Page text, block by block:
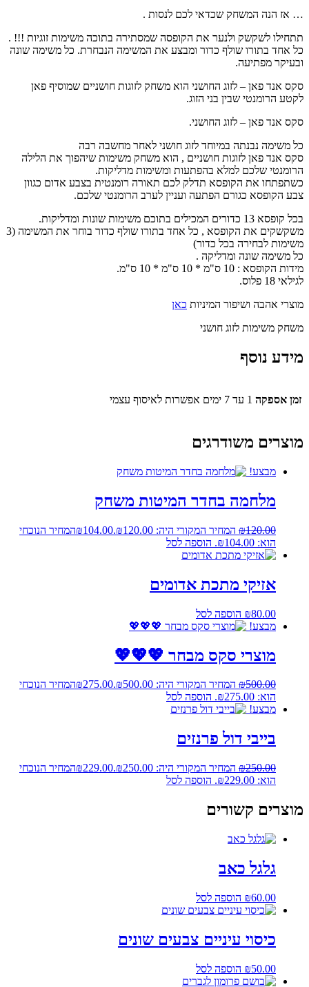
… אז הנה המשחק שכדאי לכם לנסות .
תתחילו לשקשק ולנער את הקופסה שמסתירה בתוכה משימות זוגיות !!! .
כל אחד בתורו שולף כדור ומבצע את המשימה הנבחרת. כל משימה שונה
ובעיקר מפתיעה.
סקס אנד פאן – לזוג החושני הוא משחק לזוגות חושניים שמוסיף פאן
לקטע הרומנטי שבין בני הזוג.
סקס אנד פאן – לזוג החושני.
כל משימה נבנתה במיוחד לזוג חושני לאחר מחשבה רבה
סקס אנד פאן לזוגות חושניים , הוא משחק משימות שיהפוך את הלילה
הרומנטי שלכם למלא בהפתעות ומשימות מדליקות.
כשתפתחו את הקופסא תדלק לכם תאורה רומנטית בצבע אדום כגוון
צבע הקופסא כגורם הפתעה ועניין לערב הרומנטי שלכם.
בכל קופסא 13 כדורים המכילים בתוכם משימות שונות ומדליקות.
משקשקים את הקופסא , כל אחד בתורו שולף כדור בוחר את המשימה (3
משימות לבחירה בכל כדור)
כל משימה שונה ומדליקה .
מידות הקופסא : 10 ס"מ * 10 ס"מ * 10 ס"מ.
לגילאי 18 פלוס.
מוצרי אהבה ושיפור המיניות כאן
משחק משימות לזוג חושני
מידע נוסף
זמן אספקה 1 עד 7 ימים אפשרות לאיסוף עצמי
מוצרים משודרגים
מבצע!
מלחמה בחדר המיטות משחק
₪120.00 המחיר המקורי היה: ₪120.00. ₪104.00
המחיר הנוכחי
הוא: ₪104.00.
הוספה לסל
אזיקי מתכת אדומים
₪80.00
הוספה לסל
מבצע!
מוצרי סקס מבחר 💖💖💖
₪500.00 המחיר המקורי היה: ₪500.00. ₪275.00
המחיר הנוכחי
הוא: ₪275.00.
הוספה לסל
מבצע!
בייבי דול פרנזים
₪250.00 המחיר המקורי היה: ₪250.00. ₪229.00
המחיר הנוכחי
הוא: ₪229.00.
הוספה לסל
מוצרים קשורים
גלגל כאב
₪60.00 הוספה לסל
כיסוי עיניים צבעים שונים
₪50.00 הוספה לסל